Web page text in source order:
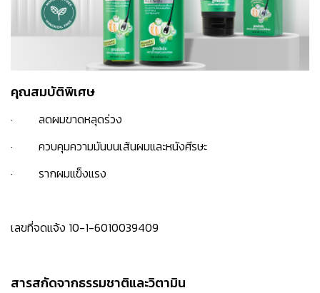
คุณสมบัติพิเศษ
· ลดผมขาดหลุดร่วง
· ควบคุมความมันบนเส้นผมและหนังศีรษะ
· รากผมแข็งแรง
เลขที่จดแจ้ง 10-1-6010039409
สารสกัดจากธรรมชาติและวิตามิน